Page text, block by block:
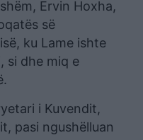
Ervin Hoxha,
së
ku Lame ishte
si dhe miq e
i Kuvendit,
pasi ngushëlluan